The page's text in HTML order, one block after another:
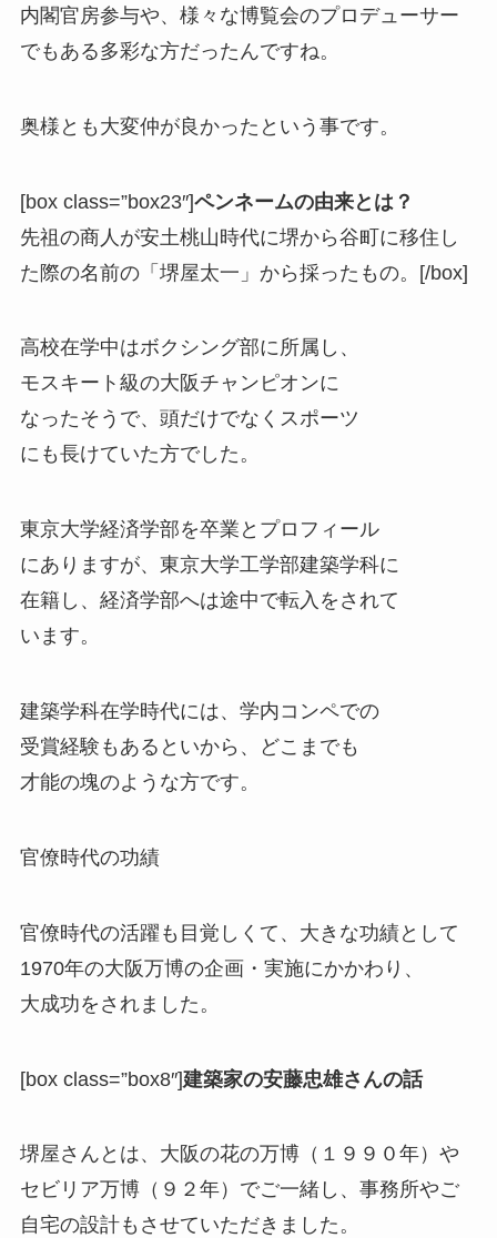
内閣官房参与や、様々な博覧会のプロデューサー
でもある多彩な方だったんですね。
奥様とも大変仲が良かったという事です。
[box class=”box23″]ペンネームの由来とは？
先祖の商人が安土桃山時代に堺から谷町に移住し
た際の名前の「堺屋太一」から採ったもの。[/box]
高校在学中はボクシング部に所属し、
モスキート級の大阪チャンピオンに
なったそうで、頭だけでなくスポーツ
にも長けていた方でした。
東京大学経済学部を卒業とプロフィール
にありますが、東京大学工学部建築学科に
在籍し、経済学部へは途中で転入をされて
います。
建築学科在学時代には、学内コンペでの
受賞経験もあるといから、どこまでも
才能の塊のような方です。
官僚時代の功績
官僚時代の活躍も目覚しくて、大きな功績として
1970年の大阪万博の企画・実施にかかわり、
大成功をされました。
[box class=”box8″]建築家の安藤忠雄さんの話
堺屋さんとは、大阪の花の万博（１９９０年）や
セビリア万博（９２年）でご一緒し、事務所やご
自宅の設計もさせていただきました。